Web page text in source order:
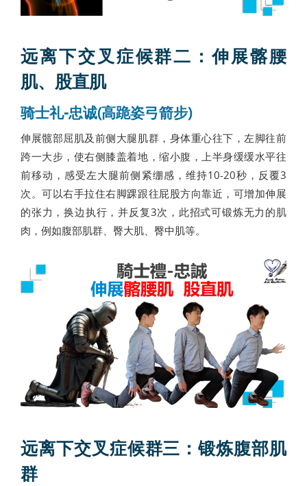
远离下交叉症候群二：伸展髂腰
肌、股直肌
骑士礼-忠诚(高跪姿弓箭步)
伸展髋部屈肌及前侧大腿肌群，身体重心往下，左脚往前
跨一大步，使右侧膝盖着地，缩小腹，上半身缓缓水平往
前移动，感受左大腿前侧紧绷感，维持10-20秒，反覆3
次。可以右手拉住右脚踝跟往屁股方向靠近，可增加伸展
的张力，换边执行，并反复3次，此招式可锻炼无力的肌
肉，例如腹部肌群、臀大肌、臀中肌等。
远离下交叉症候群三：锻炼腹部肌
群